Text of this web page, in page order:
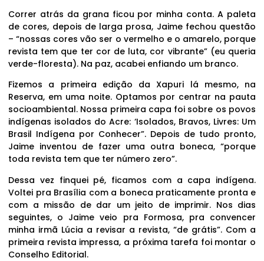
Correr atrás da grana ficou por minha conta. A paleta
de cores, depois de larga prosa, Jaime fechou questão
– “nossas cores vão ser o vermelho e o amarelo, porque
revista tem que ter cor de luta, cor vibrante” (eu queria
verde-floresta). Na paz, acabei enfiando um branco.
Fizemos a primeira edição da Xapuri lá mesmo, na
Reserva, em uma noite. Optamos por centrar na pauta
socioambiental. Nossa primeira capa foi sobre os povos
indígenas isolados do Acre: ‘Isolados, Bravos, Livres: Um
Brasil Indígena por Conhecer”. Depois de tudo pronto,
Jaime inventou de fazer uma outra boneca, “porque
toda revista tem que ter número zero”.
Dessa vez finquei pé, ficamos com a capa indígena.
Voltei pra Brasília com a boneca praticamente pronta e
com a missão de dar um jeito de imprimir. Nos dias
seguintes, o Jaime veio pra Formosa, pra convencer
minha irmã Lúcia a revisar a revista, “de grátis”. Com a
primeira revista impressa, a próxima tarefa foi montar o
Conselho Editorial.